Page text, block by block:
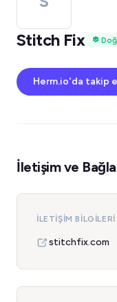
Stitch Fix
Herm.io'da takip
İletişim ve
İLETIŞIM BILGILERI
stitchfix.com